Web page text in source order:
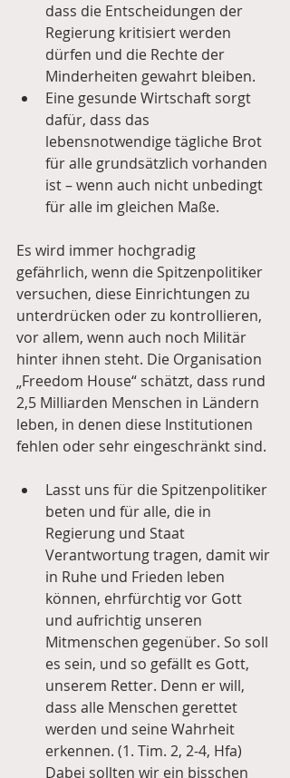
dass die Entscheidungen der
Regierung kritisiert werden
dürfen und die Rechte der
Minderheiten gewahrt bleiben.
Eine gesunde Wirtschaft sorgt
dafür, dass das
lebensnotwendige tägliche Brot
für alle grundsätzlich vorhanden
ist – wenn auch nicht unbedingt
für alle im gleichen Maße.
Es wird immer hochgradig
gefährlich, wenn die Spitzenpolitiker
versuchen, diese Einrichtungen zu
unterdrücken oder zu kontrollieren,
vor allem, wenn auch noch Militär
hinter ihnen steht. Die Organisation
„Freedom House“ schätzt, dass rund
2,5 Milliarden Menschen in Ländern
leben, in denen diese Institutionen
fehlen oder sehr eingeschränkt sind.
Lasst uns für die Spitzenpolitiker
beten und für alle, die in
Regierung und Staat
Verantwortung tragen, damit wir
in Ruhe und Frieden leben
können, ehrfürchtig vor Gott
und aufrichtig unseren
Mitmenschen gegenüber. So soll
es sein, und so gefällt es Gott,
unserem Retter. Denn er will,
dass alle Menschen gerettet
werden und seine Wahrheit
erkennen. (1. Tim. 2, 2-4, Hfa)
Dabei sollten wir ein bisschen